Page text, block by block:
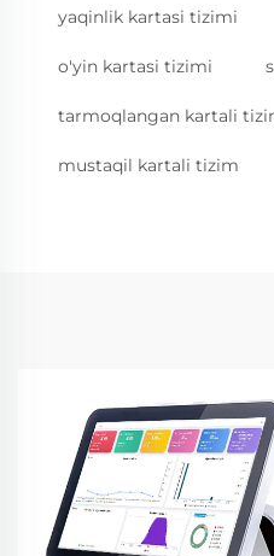
yaqinlik kartasi tizimi
o'yin kartasi tizimi
tarmoqlangan kartali
mustaqil kartali tizim